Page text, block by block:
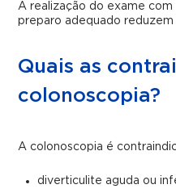
A realização do exame
preparo adequado reduzem
Quais as
colonoscopia?
A colonoscopia é
diverticulite aguda ou